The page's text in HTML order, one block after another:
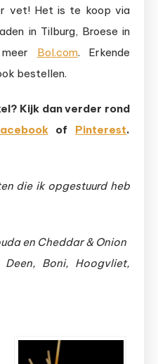
vet! Het is te koop via
in Tilburg, Broese in
Bol.com. Erkende
bestellen.
Kijk dan verder rond
of Pinterest.
die ik opgestuurd heb
en Cheddar & Onion
Boni, Hoogvliet,